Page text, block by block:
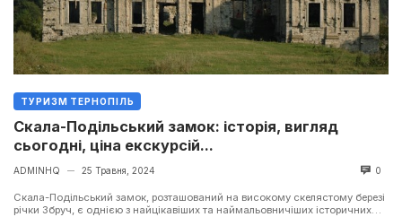
ТУРИЗМ ТЕРНОПІЛЬ
Скала-Подільський замок: історія, вигляд
сьогодні, ціна екскурсій...
ADMINHQ — 25 Травня, 2024 0
Скала-Подільський замок, розташований на високому скелястому березі
річки Збруч, є однією з найцікавіших та наймальовничіших історичних